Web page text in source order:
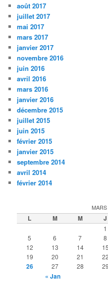
août 2017
juillet 2017
mai 2017
mars 2017
janvier 2017
novembre 2016
juin 2016
avril 2016
mars 2016
janvier 2016
décembre 2015
juillet 2015
juin 2015
février 2015
janvier 2015
septembre 2014
avril 2014
février 2014
L M M J
1
5
6 7 8
12
13 14 15
19
20 21 22
26 27 28 29
« Jan